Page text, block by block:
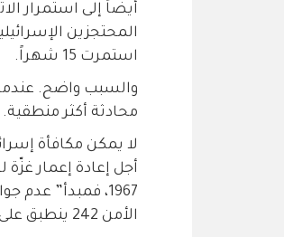
أيضاً إلى استمرار
المحتجزين
استمرت 15 شهراً.
والسبب واضح.
محادثة أكثر منطقية.
لا يمكن مكافأة
أجل إعادة إعمار
1967، فمبدأ”
الأمن 242 ينطبق على جميع المناطق التي احتلتها إسرائيل.